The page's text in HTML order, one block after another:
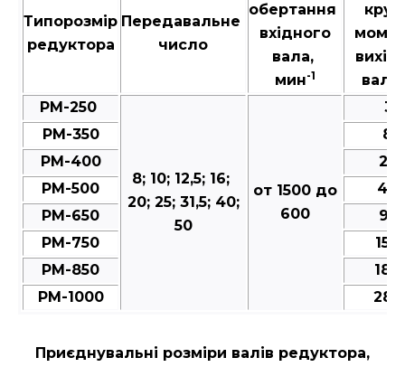
Типорозмір
редуктора
Передавальне
число
обертання
вхідного
вала,
мин-1
РМ-250
8; 10; 12,5; 16;
20; 25; 31,5; 40;
50
от 1500 до
600
РМ-350
РМ-400
РМ-500
РМ-650
РМ-750
РМ-850
РМ-1000
Приєднувальні розміри валів редуктора,